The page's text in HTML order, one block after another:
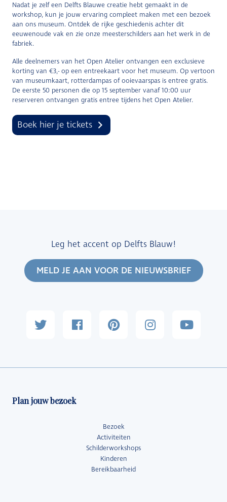
Nadat je zelf een Delfts Blauwe creatie hebt gemaakt in de
workshop, kun je jouw ervaring compleet maken met een bezoek
aan ons museum. Ontdek de rijke geschiedenis achter dit
eeuwenoude vak en zie onze meesterschilders aan het werk in de
fabriek.
Alle deelnemers van het Open Atelier ontvangen een exclusieve
korting van €3,- op een entreekaart voor het museum. Op vertoon
van museumkaart, rotterdampas of ooievaarspas is entree gratis.
De eerste 50 personen die op 15 september vanaf 10:00 uur
reserveren ontvangen gratis entree tijdens het Open Atelier.
Boek hier je tickets
MELD JE AAN VOOR DE NIEUWSBRIEF
Leg het accent op Delfts Blauw!
Plan jouw bezoek
Bezoek
Activiteiten
Schilderworkshops
Kinderen
Bereikbaarheid